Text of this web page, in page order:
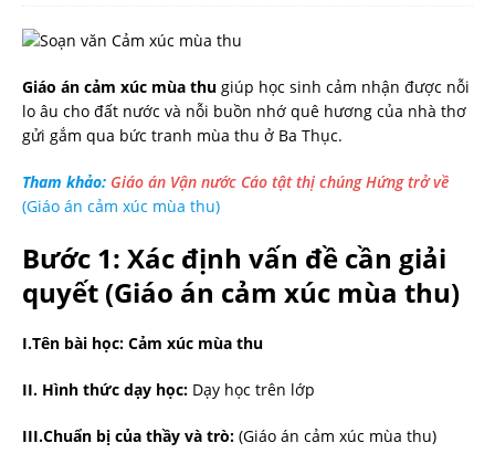
Giáo án cảm xúc mùa thu giúp học sinh cảm nhận được nỗi
lo âu cho đất nước và nỗi buồn nhớ quê hương của nhà thơ
gửi gắm qua bức tranh mùa thu ở Ba Thục.
Tham khảo: Giáo án Vận nước Cáo tật thị chúng Hứng trở về
(Giáo án cảm xúc mùa thu)
Bước 1: Xác định vấn đề cần giải
quyết (Giáo án cảm xúc mùa thu)
I.Tên bài học: Cảm xúc mùa thu
II. Hình thức dạy học: Dạy học trên lớp
III.Chuẩn bị của thầy và trò: (Giáo án cảm xúc mùa thu)